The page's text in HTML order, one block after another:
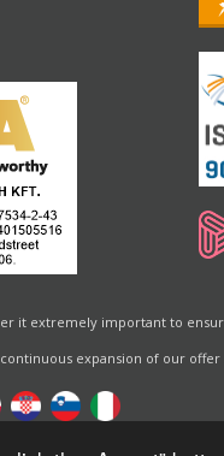
it extremely important to
expansion of our offer